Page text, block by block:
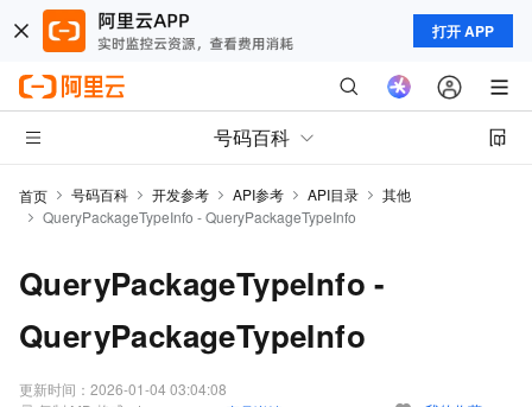
打开 APP
号码百科
首页 号码百科 开发参考 API参考 API目录
其他
QueryPackageTypeInfo - QueryPackageTypeInfo
QueryPackageTypeInfo -
QueryPackageTypeInfo
更新时间： 2026-01-04 03:04:08